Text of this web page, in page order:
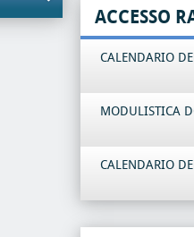
ACCESSO
CALENDARIO
MODULISTICA
CALENDARIO